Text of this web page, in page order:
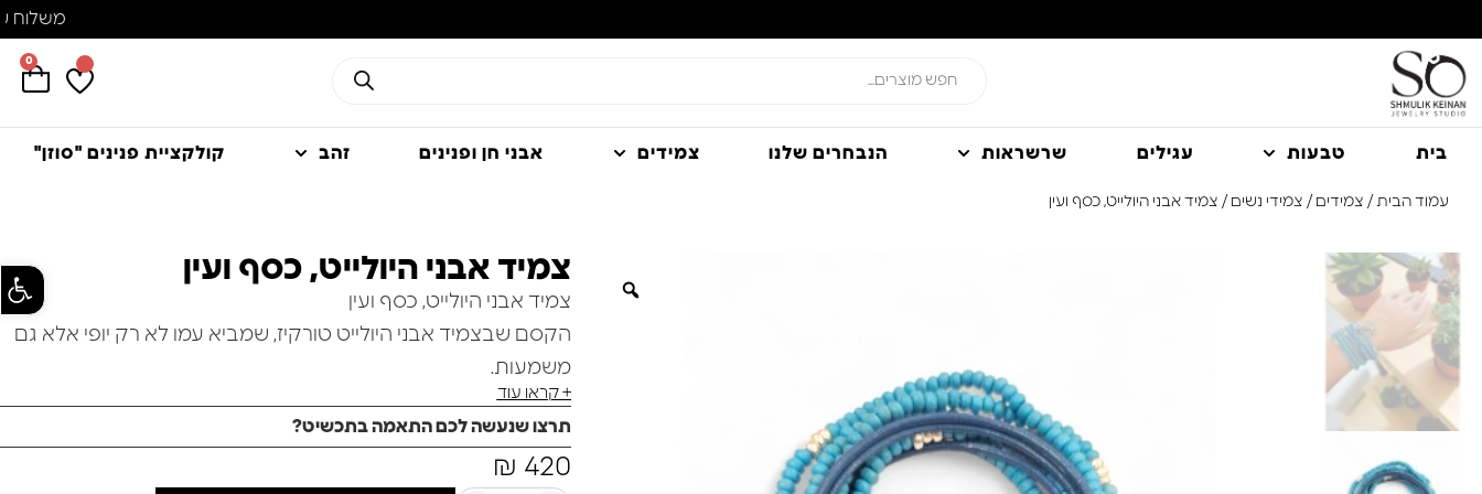
0
בית טבעות עגילים שרשראות הנבחרים שלנו צמידים אבני חן ופנינים זהב קולקציית פנינים "סוזן"
עמוד הבית / צמידים / צמידי נשים / צמיד אבני היולייט, כסף ועין
צמיד אבני היולייט, כסף ועין
צמיד אבני היולייט, כסף ועין
הקסם שבצמיד אבני היולייט טורקיז, שמביא עמו לא רק יופי אלא גם
משמעות.
הצמיד המרהיב הזה משלב אבנים טבעיות קסומות עם חרוזי כסף
מבריקים, פס עור וסוגר מטריף T, שמספק נוחות ואיכות בלתי
מתפשרת.
+ קראו עוד
תרצו שנעשה לכם התאמה בתכשיט?
₪ 420
פתח